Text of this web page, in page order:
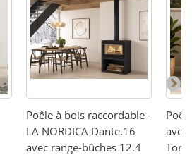
Poêle à bois raccordable -
LA NORDICA Dante.16
avec range-bûches 12.4
avec